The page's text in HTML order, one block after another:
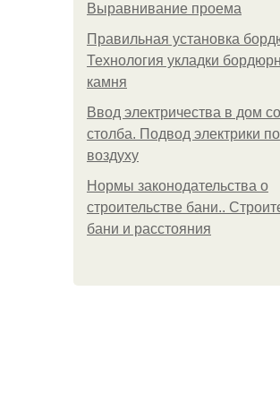
Выравнивание проема
Правильная установка
Технология укладки
камня
Ввод электричества в дом со
столба. Подвод электрики по
воздуху
Нормы законодательства о
строительстве бани..
бани и расстояния